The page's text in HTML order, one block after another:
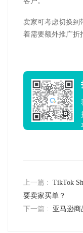
卖家可考虑切换到
着需要额外推广折
上一篇 : TikTok
要卖家买单？
下一篇 :
亚马逊商